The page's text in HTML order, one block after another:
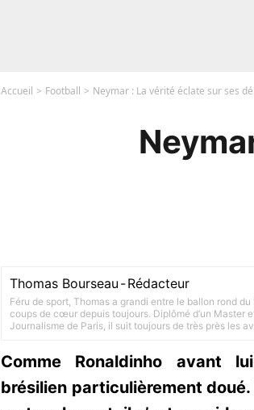
Accueil Football Neymar : La vérité éclate sur ses
Thomas Bourseau -Rédacteur
Féru de sport, Thomas a grandi entre le ballon rond
coups de cœur depuis toujours. Diplômé d’un Master
Journalisme de Paris, il suit toujours de très près les
Comme Ronaldinho avant
brésilien particulièrement